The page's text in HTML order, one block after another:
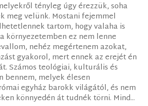
tényleg úgy érezzük, soha
meg velünk. Mostani fejemmel
tartom, hogy valaha is
környezetemben ez nem lenne
nehéz megértenem azokat,
gyakorol, mert ennek az erejét én
Számos teológiai, kulturális és
bennem, melyek élesen
egyház barokk világától, és nem
könnyedén át tudnék törni. Mind...